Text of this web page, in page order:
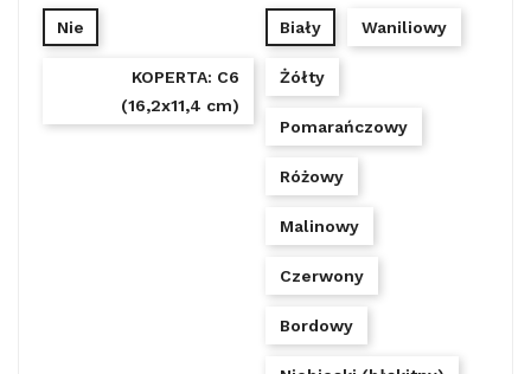
Nie
KOPERTA: C6
(16,2x11,4 cm)
Biały Waniliowy
Żółty
Pomarańczowy
Różowy
Malinowy
Czerwony
Bordowy